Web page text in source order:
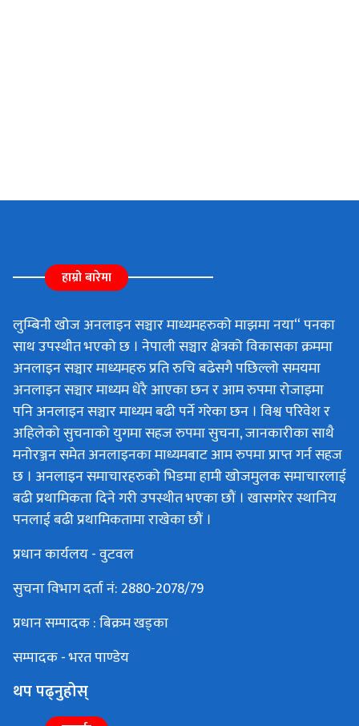
हाम्रो बारेमा
लुम्बिनी खोज अनलाइन सञ्चार माध्यमहरुको माझमा नया“ पनका
साथ उपस्थीत भएको छ । नेपाली सञ्चार क्षेत्रको विकासका क्रममा
अनलाइन सञ्चार माध्यमहरु प्रति रुचि बढेसगै पछिल्लो समयमा
अनलाइन सञ्चार माध्यम धेरै आएका छन र आम रुपमा रोजाइमा
पनि अनलाइन सञ्चार माध्यम बढी पर्ने गरेका छन । विश्व परिवेश र
अहिलेको सुचनाको युगमा सहज रुपमा सुचना, जानकारीका साथै
मनोरञ्जन समेत अनलाइनका माध्यमबाट आम रुपमा प्राप्त गर्न सहज
छ । अनलाइन समाचारहरुको भिडमा हामी खोजमुलक समाचारलाई
बढी प्रथामिकता दिने गरी उपस्थीत भएका छौं । खासगरेर स्थानिय
पनलाई बढी प्रथामिकतामा राखेका छौं ।
प्रधान कार्यलय - वुटवल
सुचना विभाग दर्ता नं: 2880-2078/79
प्रधान सम्पादक : बिक्रम खड्का
सम्पादक - भरत पाण्डेय
थप पढ्नुहोस्